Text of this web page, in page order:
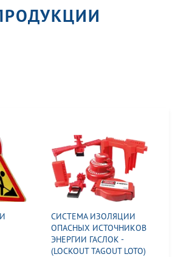
СИСТЕМА ИЗОЛЯЦИИ
ОПАСНЫХ ИСТОЧНИКОВ
ЭНЕРГИИ ГАСЛОК -
(LOCKOUT TAGOUT LOTO)